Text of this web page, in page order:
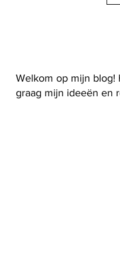
Welkom op mijn blog!
graag mijn ideeën en